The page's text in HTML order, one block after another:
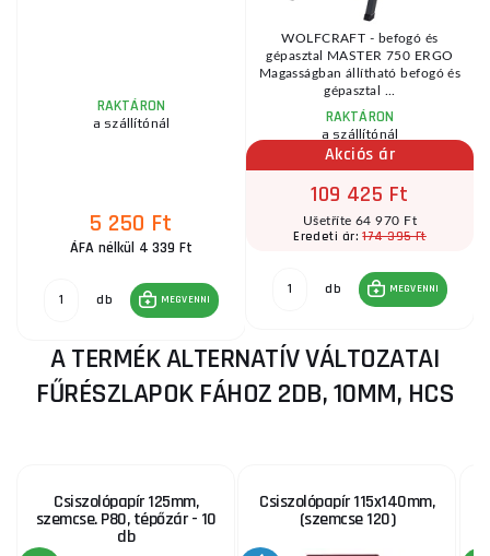
RAKTÁRON
a szállítónál
5 250 Ft
ÁFA nélkül 4 339 Ft
db MEGVENNI
WOLFCRAFT - befogó és
gépasztal MASTER 750 ERGO
Magasságban állítható befogó és
gépasztal ...
RAKTÁRON
a szállítónál
Akciós ár
109 425 Ft
Ušetříte 64 970 Ft
Eredeti ár:174 395 Ft
db MEGVENNI
A TERMÉK ALTERNATÍV VÁLTOZATAI
FŰRÉSZLAPOK FÁHOZ 2DB, 10MM, HCS
Csiszolópapír 125mm,
szemcse. P80, tépőzár - 10
db
Csiszolópapír 115x140mm,
(szemcse 120)